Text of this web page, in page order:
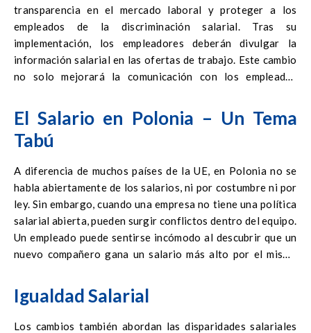
transparencia en el mercado laboral y proteger a los
empleados de la discriminación salarial. Tras su
implementación, los empleadores deberán divulgar la
información salarial en las ofertas de trabajo. Este cambio
no solo mejorará la comunicación con los empleados
salariales.
El Salario en Polonia – Un Tema
Tabú
A diferencia de muchos países de la UE, en Polonia no se
habla abiertamente de los salarios, ni por costumbre ni por
ley. Sin embargo, cuando una empresa no tiene una política
salarial abierta, pueden surgir conflictos dentro del equipo.
Un empleado puede sentirse incómodo al descubrir que un
nuevo compañero gana un salario más alto por el mismo
aumentar la transparencia y, como resultado, prevenir tales
situaciones.
Igualdad Salarial
Los cambios también abordan las disparidades salariales